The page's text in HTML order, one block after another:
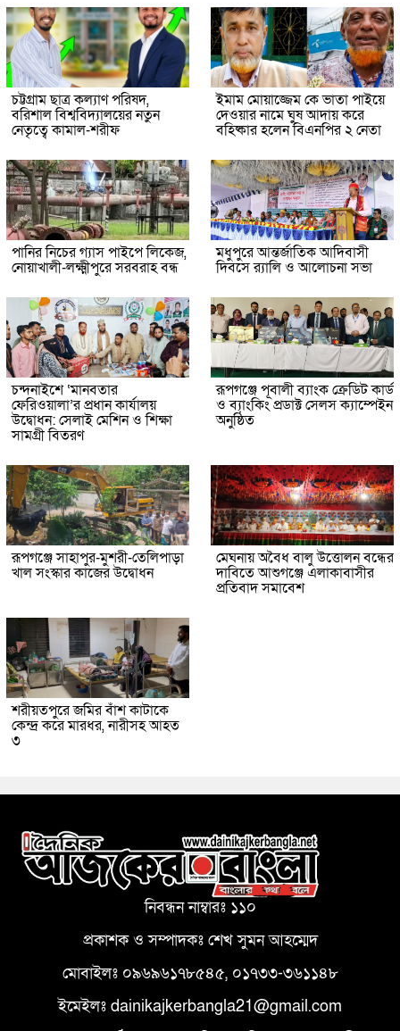
চট্টগ্রাম ছাত্র কল্যাণ পরিষদ,
বরিশাল বিশ্ববিদ্যালয়ের নতুন
নেতৃত্বে কামাল-শরীফ
ইমাম মোয়াজ্জেম কে ভাতা পাইয়ে
দেওয়ার নামে ঘুষ আদায় করে
বহিষ্কার হলেন বিএনপির ২ নেতা
পানির নিচের গ্যাস পাইপে লিকেজ,
নোয়াখালী-লক্ষ্মীপুরে সরবরাহ বন্ধ
মধুপুরে আন্তর্জাতিক আদিবাসী
দিবসে র‍্যালি ও আলোচনা সভা
চন্দনাইশে ‘মানবতার
ফেরিওয়ালা’র প্রধান কার্যালয়
উদ্বোধন: সেলাই মেশিন ও শিক্ষা
সামগ্রী বিতরণ
রূপগঞ্জে পূবালী ব্যাংক ক্রেডিট কার্ড
ও ব্যাংকিং প্রডাক্ট সেলস ক্যাম্পেইন
অনুষ্ঠিত
রূপগঞ্জে সাহাপুর-মুশরী-তেলিপাড়া
খাল সংস্কার কাজের উদ্বোধন
মেঘনায় অবৈধ বালু উত্তোলন বন্ধের
দাবিতে আশুগঞ্জে এলাকাবাসীর
প্রতিবাদ সমাবেশ
শরীয়তপুরে জমির বাঁশ কাটাকে
কেন্দ্র করে মারধর, নারীসহ আহত
৩
নিবন্ধন নাম্বারঃ ১১০
প্রকাশক ও সম্পাদকঃ শেখ সুমন আহম্মেদ
মোবাইলঃ ০৯৬৯৬১৭৮৫৪৫, ০১৭৩৩-৩৬১১৪৮
ইমেইলঃ dainikajkerbangla21@gmail.com